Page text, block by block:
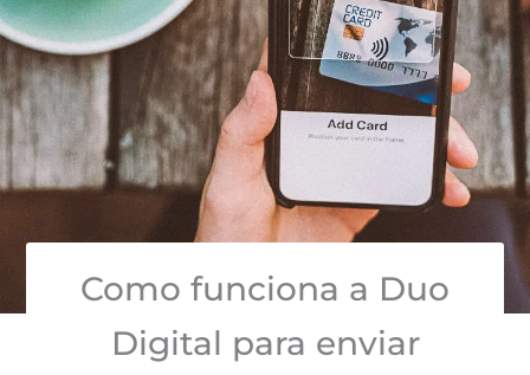
Como funciona a Duo
Digital para enviar